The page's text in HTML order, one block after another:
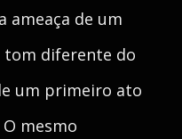
ameaça de um
diferente do
um primeiro ato
mesmo